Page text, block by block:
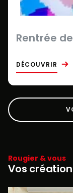
Rentrée
DÉCOUVRIR
Rougier & vous
Vos